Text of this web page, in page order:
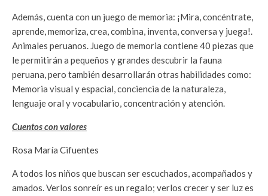
Además, cuenta con un juego de memoria: ¡Mira, concéntrate,
aprende, memoriza, crea, combina, inventa, conversa y juega!.
Animales peruanos. Juego de memoria contiene 40 piezas que
le permitirán a pequeños y grandes descubrir la fauna
peruana, pero también desarrollarán otras habilidades como:
Memoria visual y espacial, conciencia de la naturaleza,
lenguaje oral y vocabulario, concentración y atención.
Cuentos con valores
Rosa María Cifuentes
A todos los niños que buscan ser escuchados, acompañados y
amados. Verlos sonreír es un regalo; verlos crecer y ser luz es